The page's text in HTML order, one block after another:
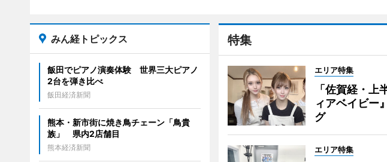
特集
エリア特集
「佐賀経・
ィアベイビー
グ
エリア特集
みん経トピックス
飯田でピアノ演奏体験 世界三大ピアノ
2台を弾き比べ
飯田経済新聞
熊本・新市街に焼き鳥チェーン「鳥貴
族」 県内2店舗目
熊本経済新聞